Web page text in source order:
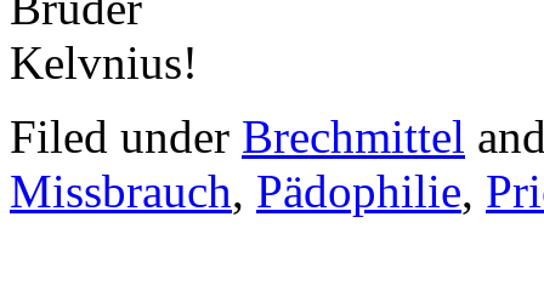
Filed under Brechmittel
Missbrauch, Pädophilie,